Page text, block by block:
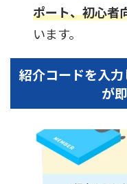
ポート、初心者
います。
紹介コードを入
が